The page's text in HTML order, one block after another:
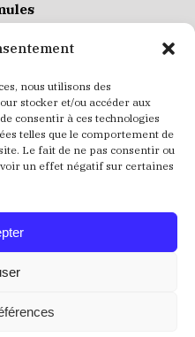
nous utilisons des
stocker et/ou accéder aux
consentir à ces technologies
telles que le comportement de
Le fait de ne pas consentir ou
un effet négatif sur certaines
35€
MES PLACES